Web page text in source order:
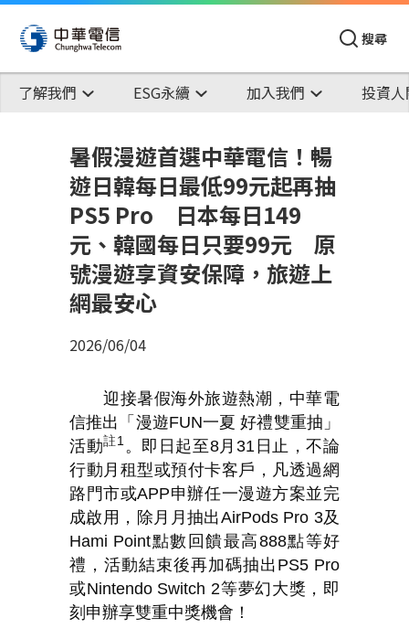
搜尋
了解我們 ESG永續 加入我們 投資
暑假漫遊首選中華電信！暢
遊日韓每日最低99元起再抽
PS5 Pro 日本每日149
元、韓國每日只要99元 原
號漫遊享資安保障，旅遊上
網最安心
2026/06/04
迎接暑假海外旅遊熱潮，中華電
信推出「漫遊FUN一夏 好禮雙重抽」
活動註 1。即日起至8月 31日止，不論
行動月租型或預付卡客戶，凡透過網
路門市或APP申辦任一漫遊方案並完
成啟用，除月月抽出AirPods Pro 3及
Hami Point點數回饋最高888點等好
禮，活動結束後再加碼抽出 PS5 Pro
或Nintendo Switch 2等夢幻大獎，即
刻申辦享雙重中獎機會！